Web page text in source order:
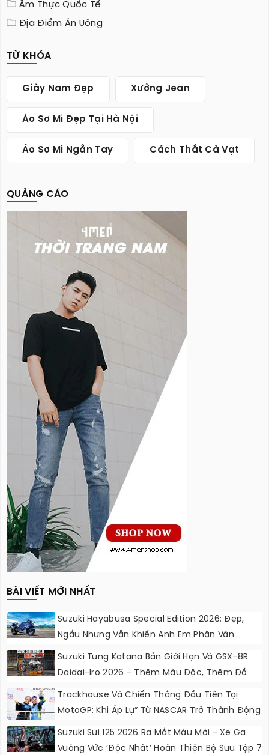
Ẩm Thực Quốc Tế
Địa Điểm Ăn Uống
TỪ KHÓA
Giày Nam Đẹp Xưởng Jean
Áo Sơ Mi Đẹp Tại Hà Nội
Áo Sơ Mi Ngắn Tay Cách Thắt Cà Vạt
QUẢNG CÁO
BÀI VIẾT MỚI NHẤT
Suzuki Hayabusa Special Edition 2026: Đẹp,
Ngầu Nhưng Vẫn Khiến Anh Em Phân Vân
Suzuki Tung Katana Bản Giới Hạn Và GSX-8R
Daidai-Iro 2026 - Thêm Màu Độc, Thêm Đồ
Chơi, Thêm Cá Tính
Trackhouse Và Chiến Thắng Đầu Tiên Tại
MotoGP: Khi Áp Lự” Từ NASCAR Trở Thành Động
Suzuki Sui 125 2026 Ra Mắt Màu Mới - Xe Ga
Vuông Vức ‘độc Nhất’ Hoàn Thiện Bộ Sưu Tập 7